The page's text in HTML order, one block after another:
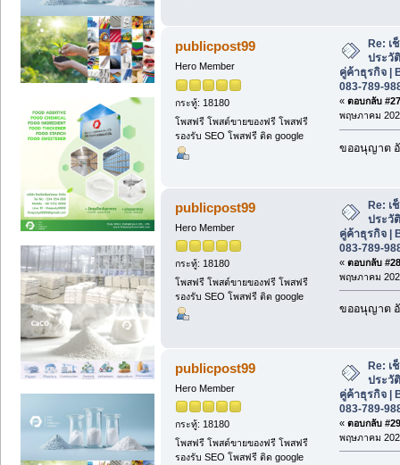
publicpost99
Hero Member
กระทู้: 18180
โพสฟรี โพสต์ขายของฟรี โพสฟรี
รองรับ SEO โพสฟรี ติด google
Re: เ
ประวั
คู่ค้าธุรกิจ |
083-789-
« ตอบกลับ
พฤษภาคม
ขออนุญาต
publicpost99
Hero Member
กระทู้: 18180
โพสฟรี โพสต์ขายของฟรี โพสฟรี
รองรับ SEO โพสฟรี ติด google
Re: เ
ประวั
คู่ค้าธุรกิจ |
083-789-
« ตอบกลับ
พฤษภาคม
ขออนุญาต
publicpost99
Hero Member
กระทู้: 18180
โพสฟรี โพสต์ขายของฟรี โพสฟรี
รองรับ SEO โพสฟรี ติด google
Re: เ
ประวั
คู่ค้าธุรกิจ |
083-789-
« ตอบกลับ
พฤษภาคม